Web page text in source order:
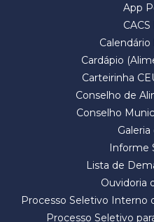
App
Calendário
Cardápio
Carteirinha
Conselho de
Conselho
Informe
Lista de
Ouvidoria
Processo Seletivo Interno
Processo Seletivo